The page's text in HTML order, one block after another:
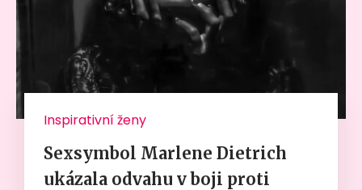
Inspirativní ženy
Sexsymbol Marlene Dietrich
ukázala odvahu v boji proti